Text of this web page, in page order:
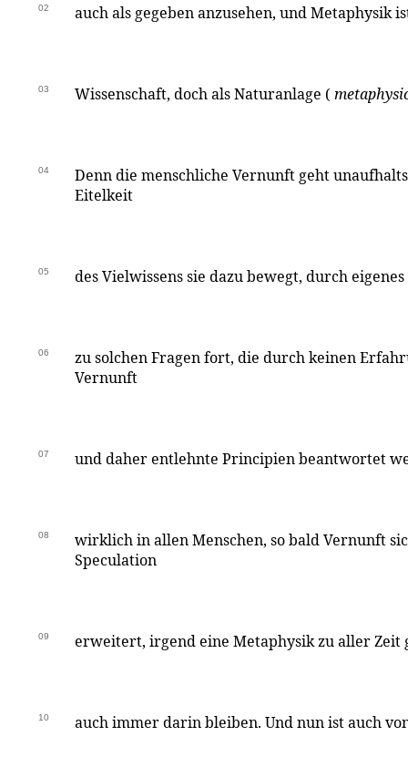
02 auch als gegeben anzusehen, und Metaphysik
03 Wissenschaft, doch als Naturanlage (
04
Denn die menschliche Vernunft geht
Eitelkeit
05 des Vielwissens sie dazu bewegt, durch
06
zu solchen Fragen fort, die durch keinen
Vernunft
07 und daher entlehnte Principien beantwortet
08
wirklich in allen Menschen, so bald Vernunft
Speculation
09 erweitert, irgend eine Metaphysik zu aller Zeit
10 auch immer darin bleiben. Und nun ist auch